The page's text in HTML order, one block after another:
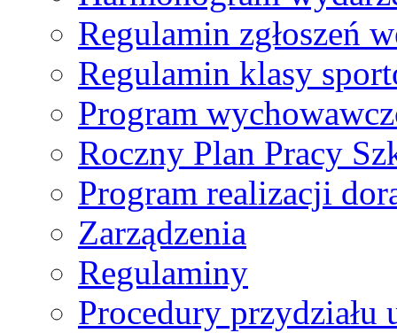
Regulamin zgłoszeń
Regulamin klasy
Program
Roczny Plan Pracy
Program realizacji
Zarządzenia
Regulaminy
Procedury